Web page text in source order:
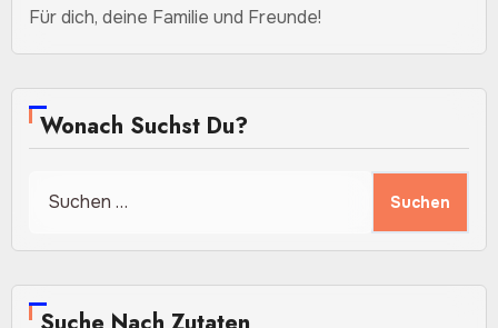
Für dich, deine Familie und Freunde!
Wonach Suchst Du?